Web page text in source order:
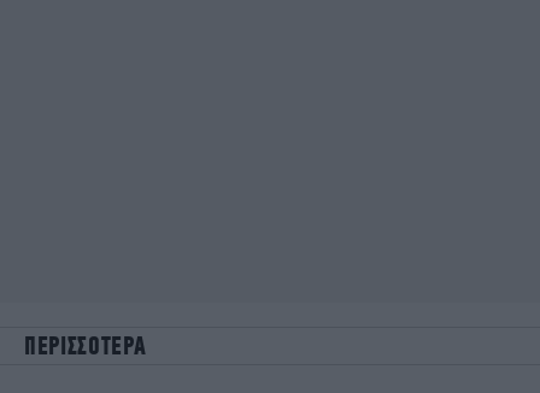
ΠΕΡΙΣΣΟΤΕΡΑ